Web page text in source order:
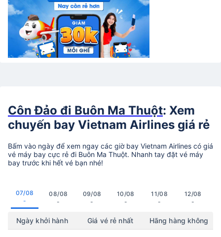
Côn Đảo đi Buôn Ma Thuột: Xem
chuyến bay Vietnam Airlines giá rẻ
Bấm vào ngày để xem ngay các giờ bay Vietnam Airlines có giá
vé máy bay cực rẻ đi Buôn Ma Thuột. Nhanh tay đặt vé máy
bay trước khi hết vé bạn nhé!
07/08
-
08/08
-
09/08
-
10/08
-
11/08
-
12/08
-
Ngày khởi hành Giá vé rẻ nhất Hãng hàng không